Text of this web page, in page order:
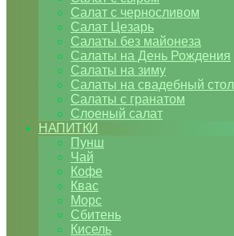
Салат с черносливом
Салат Цезарь
Салаты без майонеза
Салаты на День Рождения
Салаты на зиму
Салаты на свадебный стол
Салаты с гранатом
Слоеный салат
НАПИТКИ
Пунш
Чай
Кофе
Квас
Морс
Сбитень
Кисель